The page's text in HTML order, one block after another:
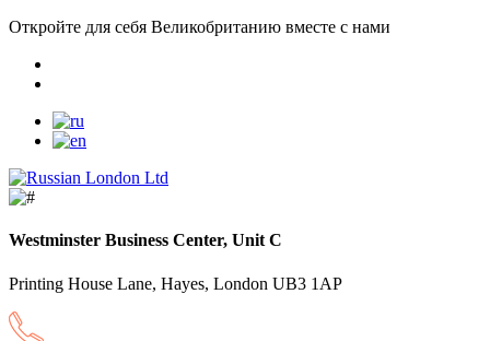
Откройте для себя Великобританию вместе с нами
Westminster Business Center, Unit C
Printing House Lane, Hayes, London UB3 1AP